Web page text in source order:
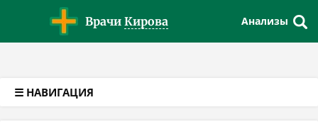
Врачи Кирова Анализы
☰ НАВИГАЦИЯ